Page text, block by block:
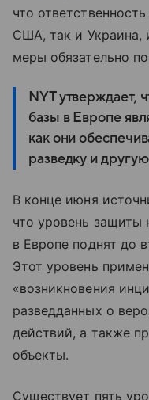
что
США, так и Украина,
меры обязательно
NYT утверждает,
базы в Европе
как они
разведку и
В конце июня
что уровень
в Европе поднят до
Этот уровень
«возникновения
разведданных о
действий, а также
объекты.
Существует пять